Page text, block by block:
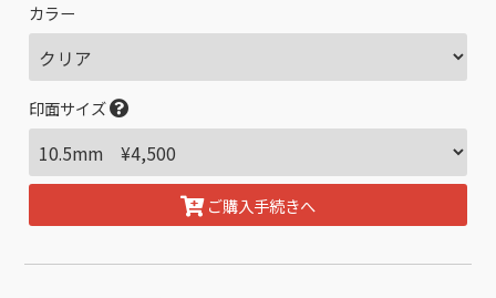
カラー
印面サイズ
ご購入手続きへ